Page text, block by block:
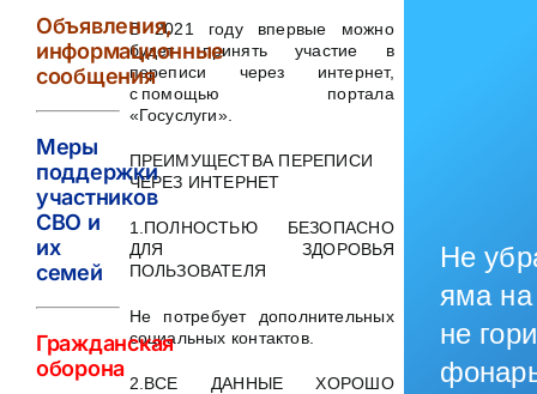
В 2021 году впервые можно
будет принять участие в
переписи через интернет,
с помощью портала
«Госуслуги».
ПРЕИМУЩЕСТВА ПЕРЕПИСИ
ЧЕРЕЗ ИНТЕРНЕТ
1.ПОЛНОСТЬЮ БЕЗОПАСНО
ДЛЯ ЗДОРОВЬЯ
ПОЛЬЗОВАТЕЛЯ
Не потребует дополнительных
социальных контактов.
2.ВСЕ ДАННЫЕ ХОРОШО
Объявления,
информационные
сообщения
Меры
поддержки
участников
СВО и
их
семей
Гражданская
оборона
Не
яма на
не